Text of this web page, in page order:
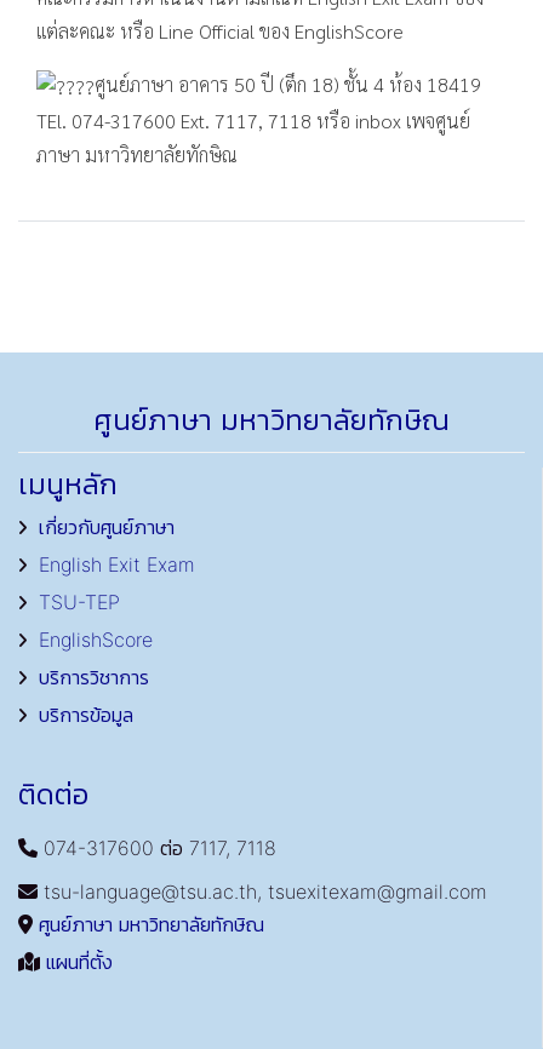
แต่ละคณะ หรือ Line Official ของ EnglishScore
ศูนย์ภาษา อาคาร 50 ปี (ตึก 18) ชั้น 4 ห้อง 18419
TEl. 074-317600 Ext. 7117, 7118 หรือ inbox เพจศูนย์
ภาษา มหาวิทยาลัยทักษิณ
ศูนย์ภาษา มหาวิทยาลัยทักษิณ
เมนูหลัก
เกี่ยวกับศูนย์ภาษา
English Exit Exam
TSU-TEP
EnglishScore
บริการวิชาการ
บริการข้อมูล
ติดต่อ
074-317600 ต่อ 7117, 7118
tsu-language@tsu.ac.th, tsuexitexam@gmail.com
ศูนย์ภาษา มหาวิทยาลัยทักษิณ
แผนที่ตั้ง